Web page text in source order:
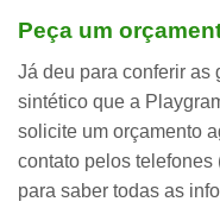
Peça um
Já deu para conferir as
sintético que a
solicite um orçamento
contato pelos telefones
para saber todas as